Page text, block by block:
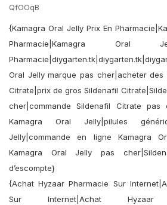
QfOOqB
{Kamagra Oral Jelly Prix En
Pharmacie|Kamagra
Oral Jelly marque pas cher|acheter des
Citrate|prix de gros Sildenafil
cher|commande Sildenafil Citrate
Kamagra Oral Jelly|pilules
Jelly|commande en ligne Kamagra
Kamagra Oral Jelly pas
d’escompte}
{Achat Hyzaar Pharmacie Sur
Sur Internet|Achat